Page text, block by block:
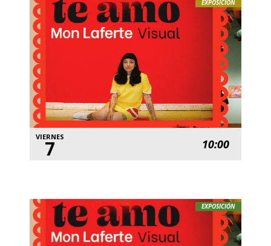
EXPOSICIÓN
VIERNES
7 10:00
EXPOSICIÓN